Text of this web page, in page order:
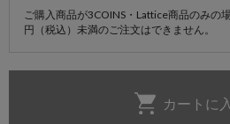
ご購入商品が3COINS・Lattice商品のみの
円（税込）未満のご注文はできません。